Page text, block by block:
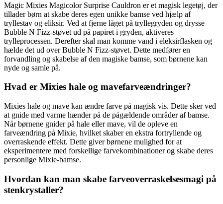
Magic Mixies Magicolor Surprise Cauldron er et magisk legetøj, der
tillader børn at skabe deres egen unikke bamse ved hjælp af
tryllestav og eliksir. Ved at fjerne låget på tryllegryden og drysse
Bubble N Fizz-støvet ud på papiret i gryden, aktiveres
trylleprocessen. Derefter skal man komme vand i eleksirflasken og
hælde det ud over Bubble N Fizz-støvet. Dette medfører en
forvandling og skabelse af den magiske bamse, som børnene kan
nyde og samle på.
Hvad er Mixies hale og mavefarveændringer?
Mixies hale og mave kan ændre farve på magisk vis. Dette sker ved
at gnide med varme hænder på de pågældende områder af bamse.
Når børnene gnider på hale eller mave, vil de opleve en
farveændring på Mixie, hvilket skaber en ekstra fortryllende og
overraskende effekt. Dette giver børnene mulighed for at
eksperimentere med forskellige farvekombinationer og skabe deres
personlige Mixie-bamse.
Hvordan kan man skabe farveoverraskelsesmagi på
stenkrystaller?